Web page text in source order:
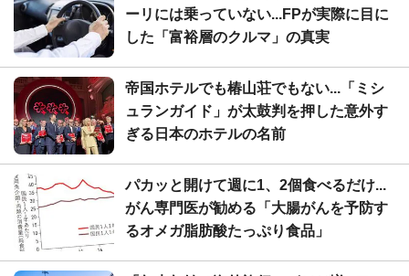
ーリには乗っていない...FPが実際に目に
した「富裕層のクルマ」の真実
帝国ホテルでも椿山荘でもない...「ミシ
ュランガイド」が太鼓判を押した意外す
ぎる日本のホテルの名前
パカッと開けて週に1、2個食べるだけ...
がん専門医が勧める「大腸がんを予防す
るオメガ脂肪酸たっぷり食品」